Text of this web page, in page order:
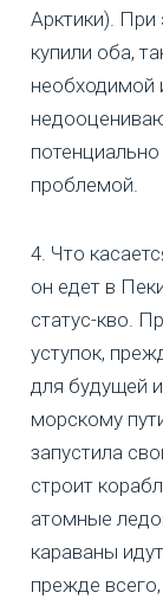
Арктики). При
купили оба,
проблемой.
4. Что
он едет в
статус-кво.
уступок,
для будущей
морскому
запустила
строит
атомные
караваны
прежде